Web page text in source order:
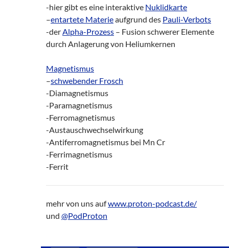
-hier gibt es eine interaktive Nuklidkarte
–entartete Materieaufgrund des Pauli-Verbots
-derAlpha-Prozess – Fusion schwerer Elemente
durch Anlagerung von Heliumkernen
Magnetismus
–schwebender Frosch
-Diamagnetismus
-Paramagnetismus
-Ferromagnetismus
-Austauschwechselwirkung
-Antiferromagnetismus bei Mn Cr
-Ferrimagnetismus
-Ferrit
mehr von uns aufwww.proton-podcast.de/
und @PodProton